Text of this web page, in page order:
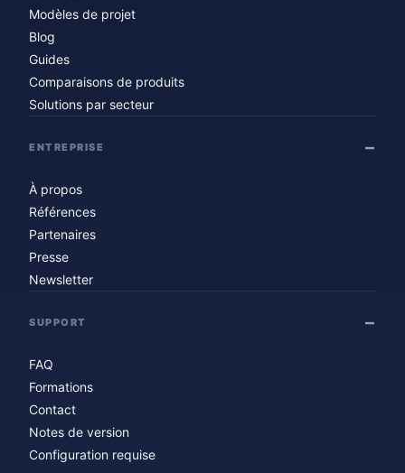
Modèles de projet
Blog
Guides
Comparaisons de produits
Solutions par secteur
ENTREPRISE
À propos
Références
Partenaires
Presse
Newsletter
SUPPORT
FAQ
Formations
Contact
Notes de version
Configuration requise